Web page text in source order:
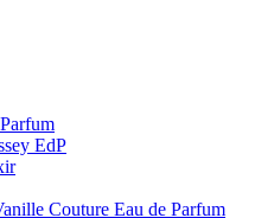
EdP
Couture Eau de Parfum